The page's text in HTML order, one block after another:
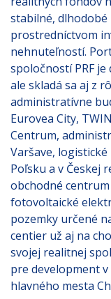
stabilné,
prostredníctvom
nehnuteľností.
spoločností PRF
ale skladá sa aj z
administratívne
Eurovea City,
Centrum,
Varšave,
Poľsku a v Českej
obchodné
fotovoltaické
pozemky určené
centier už aj na
svojej realitnej
pre development
hlavného mesta